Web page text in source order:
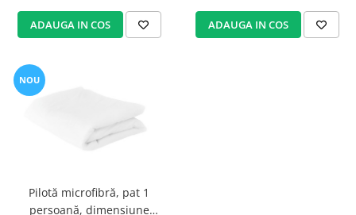
ADAUGA IN COS ADAUGA IN COS
NOU
Pilotă microfibră, pat 1
persoană, dimensiune